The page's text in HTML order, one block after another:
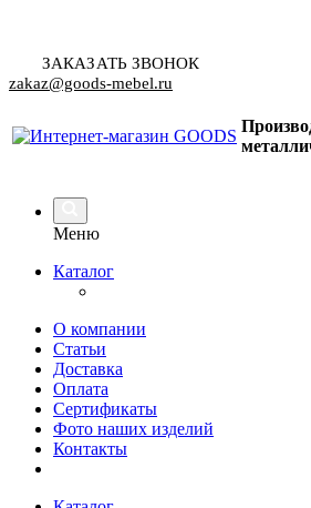
ЗАКАЗАТЬ ЗВОНОК
zakaz@goods-mebel.ru
Меню
Каталог
О компании
Статьи
Доставка
Оплата
Сертификаты
Фото наших изделий
Контакты